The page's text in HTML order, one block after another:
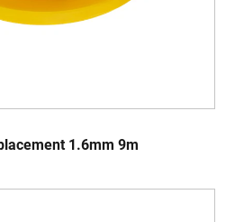
1.6mm 9m